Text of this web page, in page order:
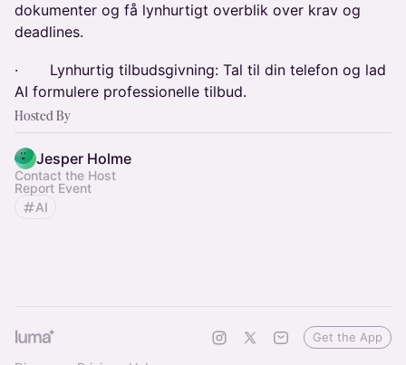
dokumenter og få lynhurtigt overblik over krav og
deadlines.
​· Lynhurtig tilbudsgivning: Tal til din telefon og lad
AI formulere professionelle tilbud.
Hosted By
Jesper Holme
Contact the Host
Report Event
AI
Get the App